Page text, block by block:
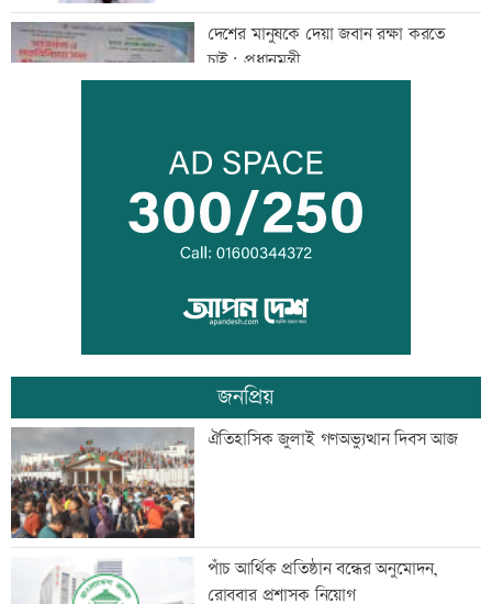
দেশের মানুষকে দেয়া জবান রক্ষা করতে
চাই: প্রধানমন্ত্রী
আদিবাসী দিবসে রাঙামাটিতে বর্ণাঢ্য
শোভাযাত্রা
জেট ফুয়েলের দাম বাড়ল
শোকাহত মেসিকে ডি পলের গোল উৎসর্গ
নোয়াখালী-লক্ষ্মীপুরে সরবরাহ বন্ধ
জনপ্রিয়
ঐতিহাসিক জুলাই গণঅভ্যুত্থান দিবস আজ
পাঁচ আর্থিক প্রতিষ্ঠান বন্ধের অনুমোদন,
রোববার প্রশাসক নিয়োগ